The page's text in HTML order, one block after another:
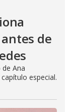
de
Ana
especial.